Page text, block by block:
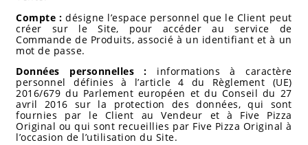
Compte :désigne l’espace personnel que le Client peut
créer sur le Site, pour accéder au service de
Commande de Produits, associé à un identifiant et à un
mot de passe.
Données personnelles : informations à caractère
personnel définies à l’article 4 du Règlement (UE)
2016/679 du Parlement européen et du Conseil du 27
avril 2016 sur la protection des données, qui sont
fournies par le Client au Vendeur et à Five Pizza
Original ou qui sont recueillies par Five Pizza Original à
l’occasion de l’utilisation du Site.